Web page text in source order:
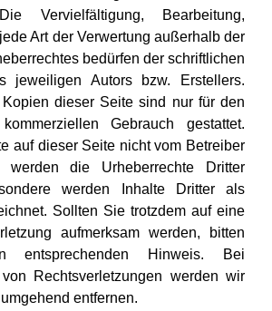
Vervielfältigung, Bearbeitung,
Art der Verwertung außerhalb der
bedürfen der schriftlichen
jeweiligen Autors bzw. Erstellers.
dieser Seite sind nur für den
Gebrauch gestattet.
auf dieser Seite nicht vom Betreiber
werden die Urheberrechte Dritter
werden Inhalte Dritter als
Sollten Sie trotzdem auf eine
aufmerksam werden, bitten
Hinweis. Bei
Rechtsverletzungen werden wir
entfernen.